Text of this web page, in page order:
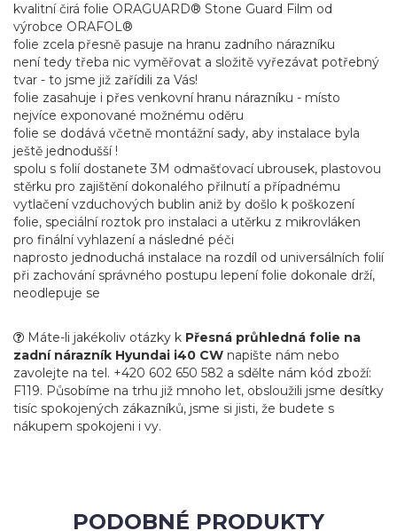
kvalitní čirá folie ORAGUARD® Stone Guard Film od
výrobce ORAFOL®
folie zcela přesně pasuje na hranu zadního nárazníku
není tedy třeba nic vyměřovat a složitě vyřezávat potřebný
tvar - to jsme již zařídili za Vás!
folie zasahuje i přes venkovní hranu nárazníku - místo
nejvíce exponované možnému oděru
folie se dodává včetně montážní sady, aby instalace byla
ještě jednodušší !
spolu s folií dostanete 3M odmašťovací ubrousek, plastovou
stěrku pro zajištění dokonalého přilnutí a případnému
vytlačení vzduchových bublin aniž by došlo k poškození
folie, speciální roztok pro instalaci a utěrku z mikrovláken
pro finální vyhlazení a následné péči
naprosto jednoduchá instalace na rozdíl od universálních folií
při zachování správného postupu lepení folie dokonale drží,
neodlepuje se
Máte-li jakékoliv otázky k Přesná průhledná folie na
zadní nárazník Hyundai i40 CW napište nám nebo
zavolejte na tel. +420 602 650 582 a sdělte nám kód zboží:
F119. Působíme na trhu již mnoho let, obsloužili jsme desítky
tisíc spokojených zákazníků, jsme si jisti, že budete s
nákupem spokojeni i vy.
PODOBNÉ PRODUKTY